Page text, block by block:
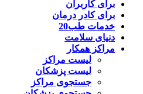
برای کاربران
برای کادر درمان
خدمات طب20
دنیای سلامت
مراکز همکار
لیست مراکز
لیست پزشکان
جستجوی مراکز